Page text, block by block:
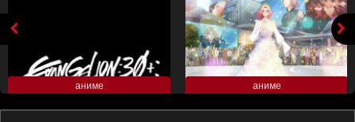
аниме аниме